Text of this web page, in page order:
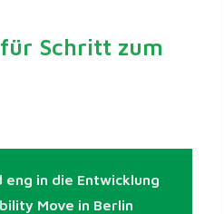
Schritt zum
eng in die Entwicklung
Move in Berlin